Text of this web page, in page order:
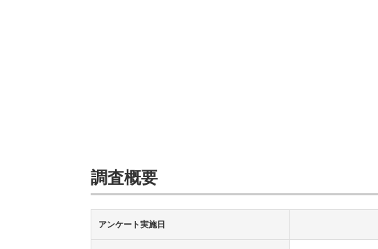
調査概要
アンケート実施日